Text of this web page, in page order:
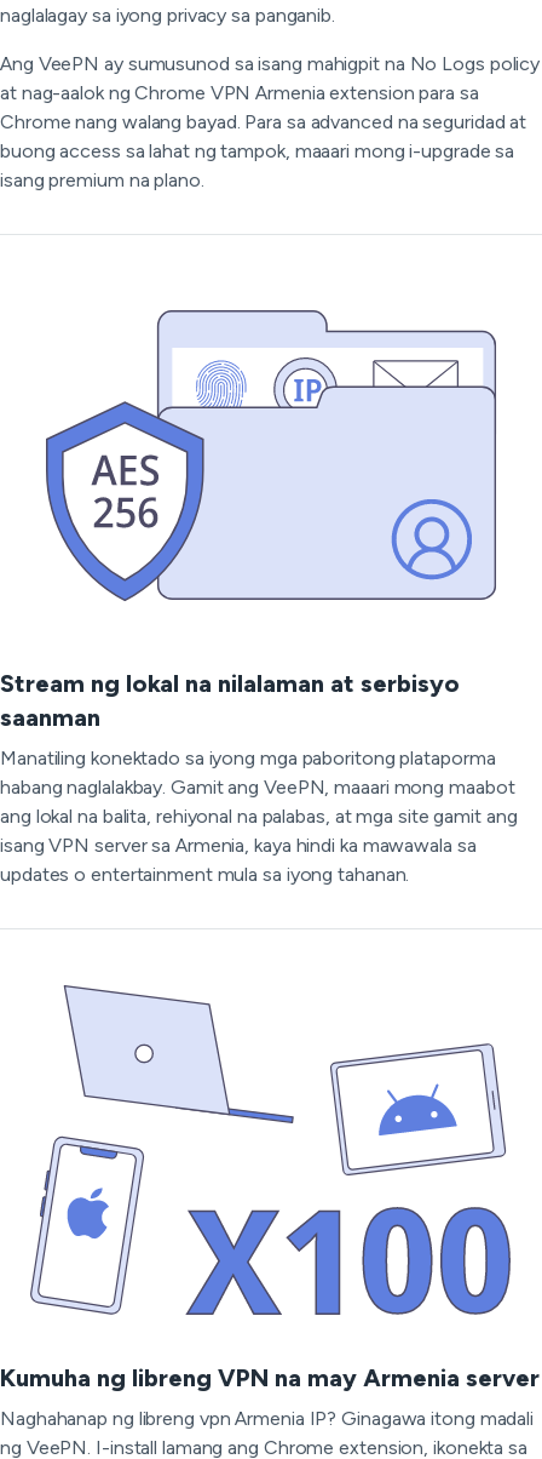
naglalagay sa iyong privacy sa panganib.
Ang VeePN ay sumusunod sa isang mahigpit na No Logs policy
at nag-aalok ng Chrome VPN Armenia extension para sa
Chrome nang walang bayad. Para sa advanced na seguridad at
buong access sa lahat ng tampok, maaari mong i-upgrade sa
isang premium na plano.
Stream ng lokal na nilalaman at serbisyo
saanman
Manatiling konektado sa iyong mga paboritong plataporma
habang naglalakbay. Gamit ang VeePN, maaari mong maabot
ang lokal na balita, rehiyonal na palabas, at mga site gamit ang
isang VPN server sa Armenia, kaya hindi ka mawawala sa
updates o entertainment mula sa iyong tahanan.
Kumuha ng libreng VPN na may Armenia server
Naghahanap ng libreng vpn Armenia IP? Ginagawa itong madali
ng VeePN. I-install lamang ang Chrome extension, ikonekta sa